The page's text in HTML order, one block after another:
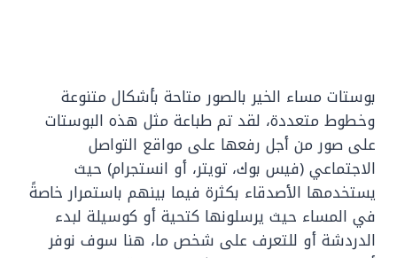
بوستات مساء الخير بالصور متاحة بأشكال متنوعة
وخطوط متعددة، لقد تم طباعة مثل هذه البوستات
على صور من أجل رفعها على مواقع التواصل
الاجتماعي (فيس بوك، تويتر، أو انستجرام) حيث
يستخدمها الأصدقاء بكثرة فيما بينهم باستمرار خاصةً
في المساء حيث يرسلونها كتحية أو كوسيلة لبدء
الدردشة أو للتعرف على شخص ما، هنا سوف نوفر